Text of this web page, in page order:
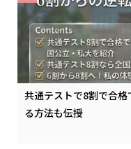
共通テストで8割で合
る方法も伝授